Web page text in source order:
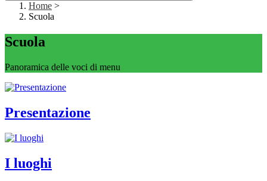
Home >
Scuola
Scuola
Panoramica delle voci di menu
Presentazione
I luoghi